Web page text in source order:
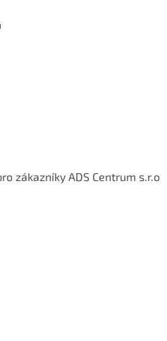
zákazníky ADS Centrum s.r.o